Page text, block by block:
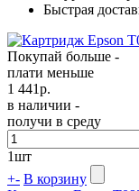
Быстрая
Покупай больше -
плати меньше
1 441р.
в наличии -
получи в среду
1шт
+- В корзину